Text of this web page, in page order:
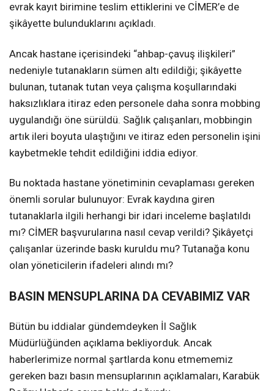
evrak kayıt birimine teslim ettiklerini ve CİMER’e de
şikâyette bulunduklarını açıkladı.
Ancak hastane içerisindeki “ahbap-çavuş ilişkileri”
nedeniyle tutanakların sümen altı edildiği; şikâyette
bulunan, tutanak tutan veya çalışma koşullarındaki
haksızlıklara itiraz eden personele daha sonra mobbing
uygulandığı öne sürüldü. Sağlık çalışanları, mobbingin
artık ileri boyuta ulaştığını ve itiraz eden personelin işini
kaybetmekle tehdit edildiğini iddia ediyor.
Bu noktada hastane yönetiminin cevaplaması gereken
önemli sorular bulunuyor: Evrak kaydına giren
tutanaklarla ilgili herhangi bir idari inceleme başlatıldı
mı? CİMER başvurularına nasıl cevap verildi? Şikâyetçi
çalışanlar üzerinde baskı kuruldu mu? Tutanağa konu
olan yöneticilerin ifadeleri alındı mı?
BASIN MENSUPLARINA DA CEVABIMIZ VAR
Bütün bu iddialar gündemdeyken İl Sağlık
Müdürlüğünden açıklama bekliyorduk. Ancak
haberlerimize normal şartlarda konu etmememiz
gereken bazı basın mensuplarının açıklamaları, Karabük